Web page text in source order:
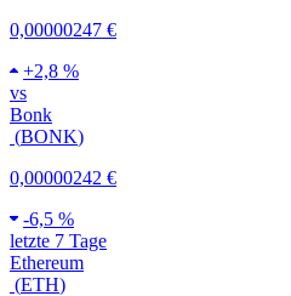
0,00000247 €
+2,8 %
vs
Bonk
(BONK)
0,00000242 €
-6,5 %
letzte 7 Tage
Ethereum
(ETH)